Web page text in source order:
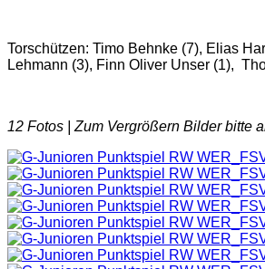
Torschützen: Timo Behnke (7), Elias
Lehmann (3), Finn Oliver Unser (1),
12 Fotos | Zum Vergrößern Bilder bitte